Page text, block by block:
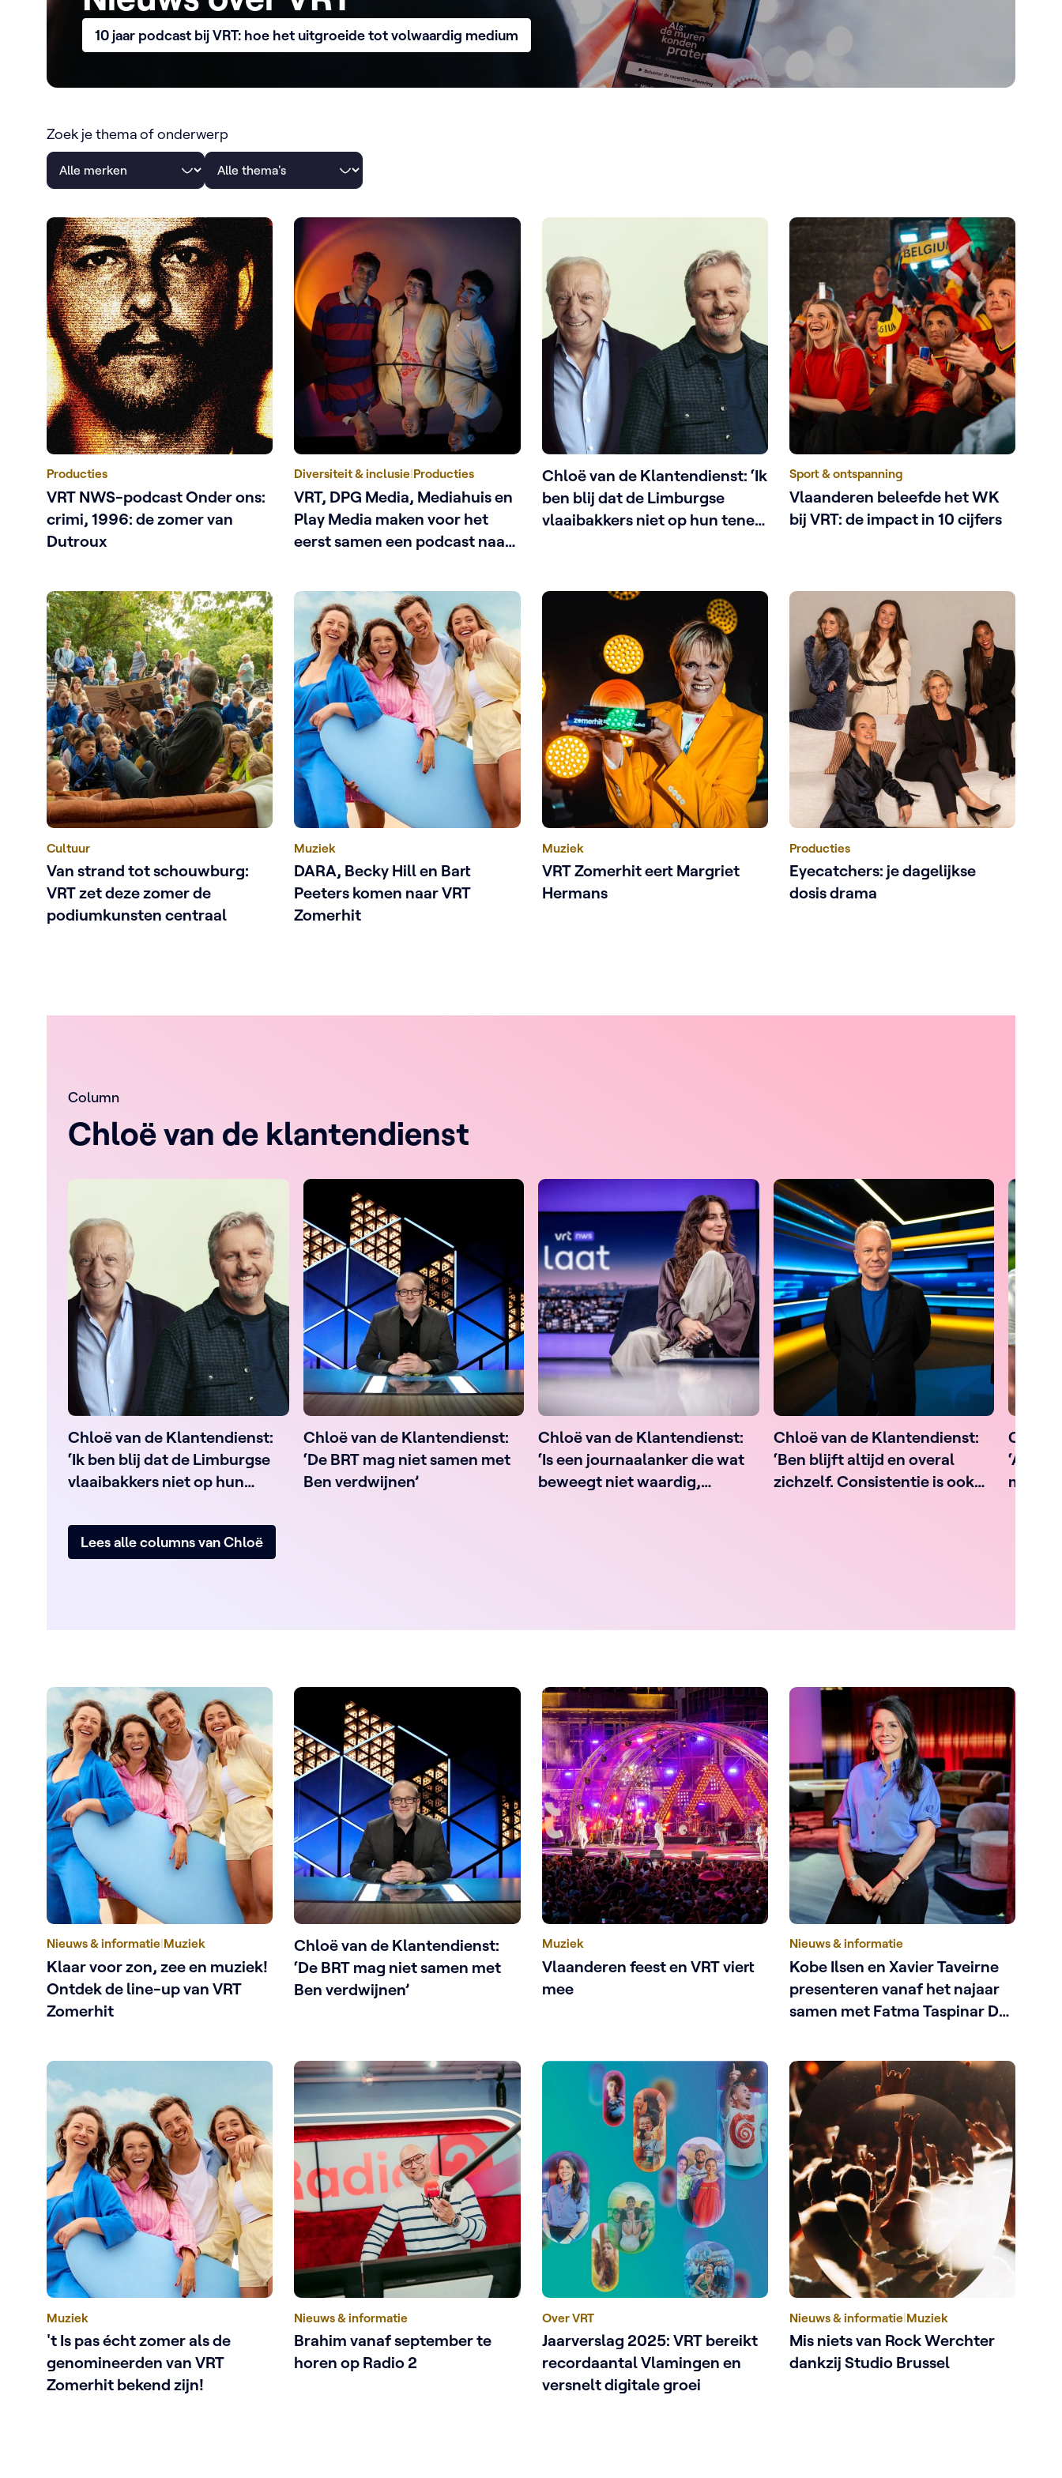
10 jaar podcast bij VRT: hoe het uitgroeide tot volwaardig medium
Zoek je thema of onderwerp
Producties
VRT NWS-podcast Onder ons:
crimi, 1996: de zomer van
Dutroux
Diversiteit & inclusie|Producties
VRT, DPG Media, Mediahuis en
Play Media maken voor het
eerst samen een podcast naar
Chloë van de Klantendienst: ‘Ik
ben blij dat de Limburgse
vlaaibakkers niet op hun tenen
Sport & ontspanning
Vlaanderen beleefde het WK
bij VRT: de impact in 10 cijfers
Cultuur
Van strand tot schouwburg:
VRT zet deze zomer de
podiumkunsten centraal
Muziek
DARA, Becky Hill en Bart
Peeters komen naar VRT
Zomerhit
Muziek
VRT Zomerhit eert Margriet
Hermans
Producties
Eyecatchers: je dagelijkse
dosis drama
Column
Chloë van de klantendienst
Chloë van de Klantendienst:
‘Ik ben blij dat de Limburgse
vlaaibakkers niet op hun
Chloë van de Klantendienst:
‘De BRT mag niet samen met
Ben verdwijnen’
Chloë van de Klantendienst:
‘Is een journaalanker die wat
beweegt niet waardig,
Chloë van de Klantendienst:
‘Ben blijft altijd en overal
zichzelf. Consistentie is ook
Chloë
‘Als
mag
Lees alle columns van Chloë
Nieuws & informatie|Muziek
Klaar voor zon, zee en muziek!
Ontdek de line-up van VRT
Zomerhit
Chloë van de Klantendienst:
‘De BRT mag niet samen met
Ben verdwijnen’
Muziek
Vlaanderen feest en VRT viert
mee
Nieuws & informatie
Kobe Ilsen en Xavier Taveirne
presenteren vanaf het najaar
samen met Fatma Taspinar De
Muziek
't Is pas écht zomer als de
genomineerden van VRT
Zomerhit bekend zijn!
Nieuws & informatie
Brahim vanaf september te
horen op Radio 2
Over VRT
Jaarverslag 2025: VRT bereikt
recordaantal Vlamingen en
versnelt digitale groei
Nieuws & informatie|Muziek
Mis niets van Rock Werchter
dankzij Studio Brussel